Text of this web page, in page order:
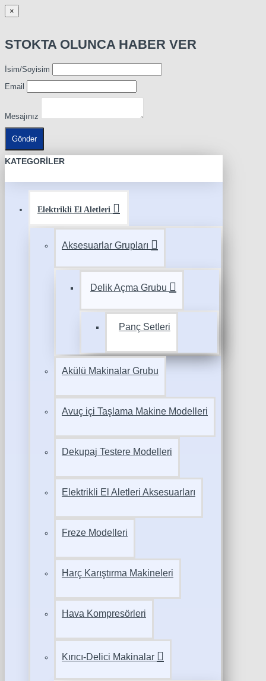
×
STOKTA OLUNCA HABER VER
İsim/Soyisim
Email
Mesajınız
Gönder
KATEGORILER
Elektrikli El Aletleri
Aksesuarlar Grupları
Delik Açma Grubu
Panç Setleri
Akülü Makinalar Grubu
Avuç içi Taşlama Makine Modelleri
Dekupaj Testere Modelleri
Elektrikli El Aletleri Aksesuarları
Freze Modelleri
Harç Karıştırma Makineleri
Hava Kompresörleri
Kırıcı-Delici Makinalar